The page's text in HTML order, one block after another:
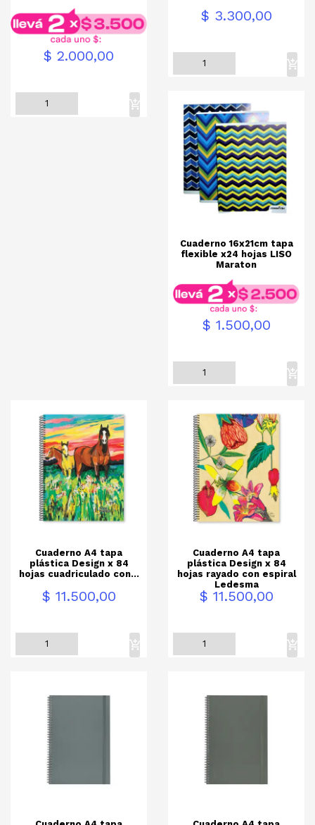
Precio$ 2.000,00
Precio$ 3.300,00
Cuaderno 16x21cm tapa
flexible x24 hojas LISO
Maraton
$ 1.500,00
Cuaderno A4 tapa
plástica Design x 84
hojas cuadriculado con...
Precio$ 11.500,00
Cuaderno A4 tapa
plástica Design x 84
hojas rayado con espiral
Ledesma
Precio$ 11.500,00